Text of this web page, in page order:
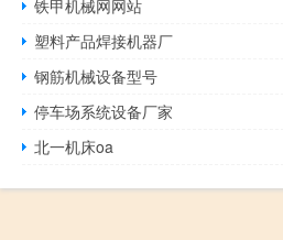
铁甲机械网网站
塑料产品焊接机器厂
钢筋机械设备型号
停车场系统设备厂家
北一机床oa